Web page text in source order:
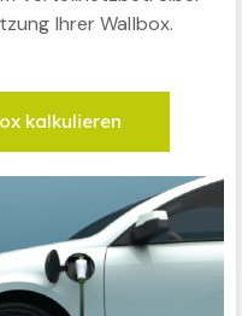
Ihrer Wallbox.
kalkulieren